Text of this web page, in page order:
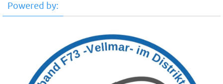
Powered by: